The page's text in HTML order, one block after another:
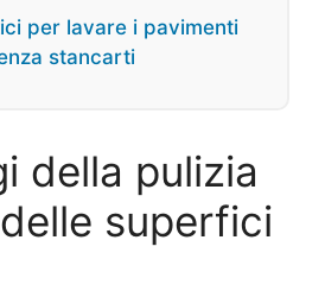
per lavare i pavimenti
stancarti
della pulizia
superfici